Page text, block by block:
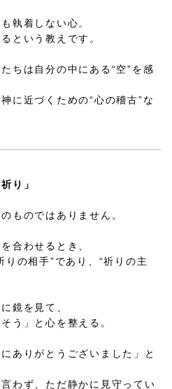
執着しない心。
という教えです。
ちは自分の中にある“空”を感
に近づくための“心の稽古”な
り」
ものではありません。
合わせるとき、
の相手”であり、“祈りの主
鏡を見て、
う」と心を整える。
ありがとうございました」と
わず、ただ静かに見守ってい